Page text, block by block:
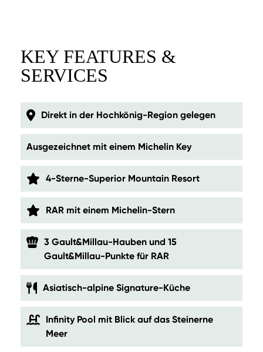
KEY FEATURES &
SERVICES
Direkt in der Hochkönig-Region gelegen
Ausgezeichnet mit einem Michelin Key
4-Sterne-Superior Mountain Resort
RAR mit einem Michelin-Stern
3 Gault&Millau-Hauben und 15
Gault&Millau-Punkte für RAR
Asiatisch-alpine Signature-Küche
Infinity Pool mit Blick auf das Steinerne
Meer